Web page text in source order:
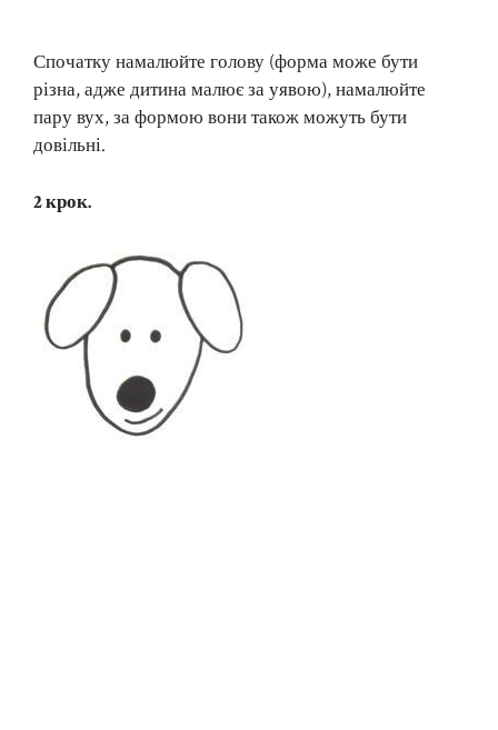
Спочатку намалюйте голову (форма може бути
різна, адже дитина малює за уявою), намалюйте
пару вух, за формою вони також можуть бути
довільні.
2 крок.